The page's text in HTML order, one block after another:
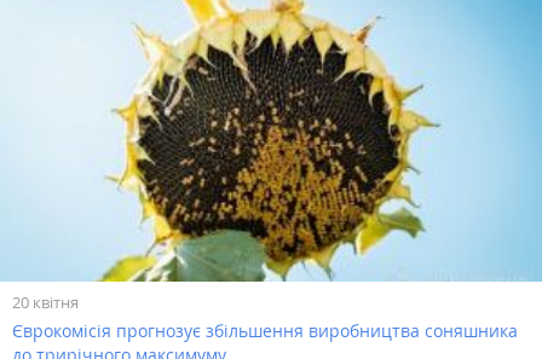
20 квітня
Єврокомісія прогнозує збільшення виробництва соняшника